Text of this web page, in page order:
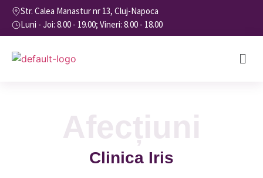
Str. Calea Manastur nr 13, Cluj-Napoca
Luni - Joi: 8.00 - 19.00; Vineri: 8.00 - 18.00
Afecțiuni
Clinica Iris